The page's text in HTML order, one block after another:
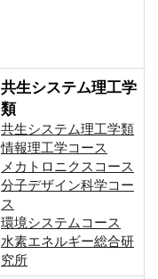
共生システム理工学
類
共生システム理工学類
情報理工学コース
メカトロニクスコース
分子デザイン科学コー
ス
環境システムコース
⽔素エネルギー総合研
究所